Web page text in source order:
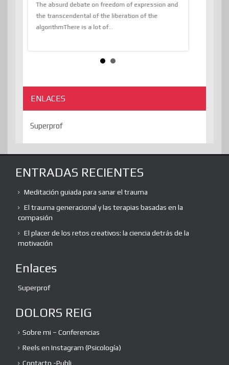
The absurd debate on freedom of expression and
the transcendental of the liberation of the
algorithmThere is a lot of...
ENLACES
Superprof
ENTRADAS RECIENTES
Meditación guiada para sanar el trauma
El trauma generacional y las terapias basadas en la
compasión
El placer de los retos creativos: la ciencia detrás de la
motivación
Enlaces
Superprof
DOLORS REIG
Sobre mi – Conferencias
Reels en Instagram (Psicología)
Contacto -Publi